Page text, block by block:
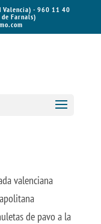
Valencia) - 960 11 40
Farnals)
valenciana
de pavo a la